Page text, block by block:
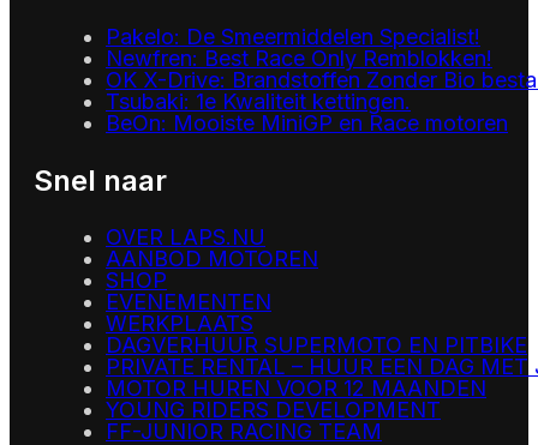
Pakelo: De Smeermiddelen Specialist!
Newfren: Best Race Only Remblokken!
OK X-Drive: Brandstoffen Zonder Bio
Tsubaki: 1e Kwaliteit kettingen.
BeOn: Mooiste MiniGP en Race motoren
Snel naar
OVER LAPS.NU
AANBOD MOTOREN
SHOP
EVENEMENTEN
WERKPLAATS
DAGVERHUUR SUPERMOTO EN PITBIKE
PRIVATE RENTAL – HUUR EEN DAG MET
MOTOR HUREN VOOR 12 MAANDEN
YOUNG RIDERS DEVELOPMENT
FF-JUNIOR RACING TEAM